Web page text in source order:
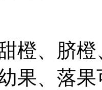
橙、脐
果、落